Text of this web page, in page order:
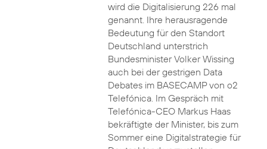
wird die Digitalisierung 226 mal
genannt. Ihre herausragende
Bedeutung für den Standort
Deutschland unterstrich
Bundesminister Volker Wissing
auch bei der gestrigen Data
Debates im BASECAMP von o2
Telefónica. Im Gespräch mit
Telefónica-CEO Markus Haas
bekräftigte der Minister, bis zum
Sommer eine Digitalstrategie für